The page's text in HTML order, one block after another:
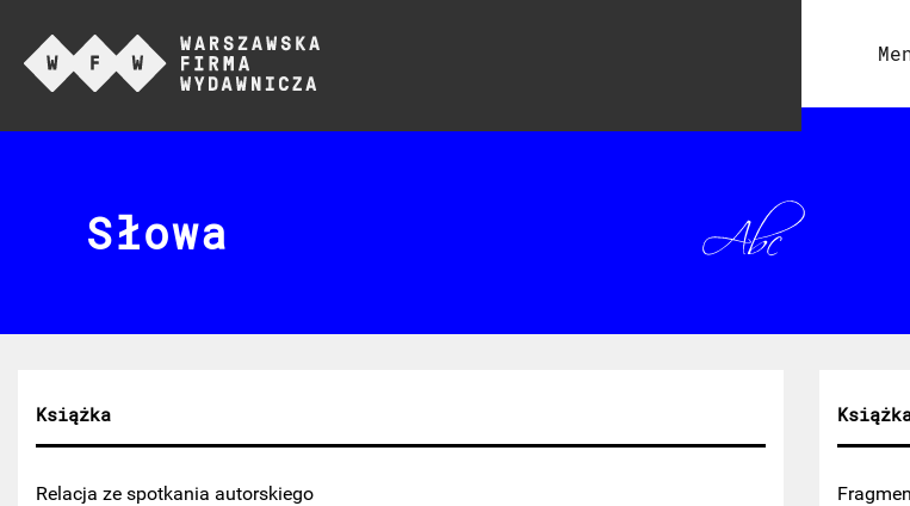
Słowa
Książka
Relacja ze spotkania autorskiego